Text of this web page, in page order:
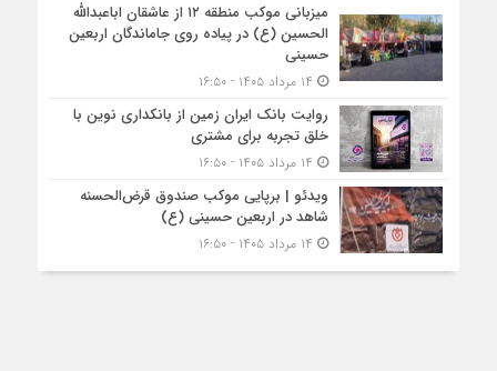
میزبانی موکب منطقه ۱۲ از عاشقان اباعبدالله
الحسین (ع) در پیاده روی جاماندگان اربعین
حسینی
روایت بانک ایران زمین از بانکداری نوین با
خلق تجربه برای مشتری
ویدئو | برپایی موکب صندوق قرض‌الحسنه
شاهد در اربعین حسینی (ع)